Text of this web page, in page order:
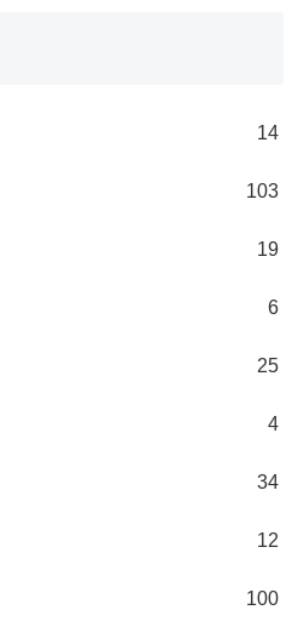
14
103
19
6
25
4
34
12
100